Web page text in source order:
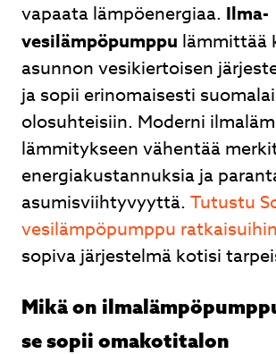
vapaata lämpöenergiaa. Ilma-
vesilämpöpumppu lämmittää
asunnon vesikiertoisen
ja sopii erinomaisesti
olosuhteisiin. Moderni
lämmitykseen vähentää
energiakustannuksia ja
asumisviihtyvyyttä. Tutustu
vesilämpöpumppu ratkaisuihin
sopiva järjestelmä kotisi
Mikä on
se sopii omakotitalon
Lähetä
Ilmalämpöpumpusta nopea
toimitus ja ammattitaitoinen
neuvot kaupan päälle.
Juhani Kuntsi
Page